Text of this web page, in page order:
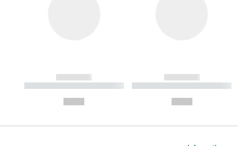
------------
----------- ----------- ----------
------------
----------- ----------- ----------